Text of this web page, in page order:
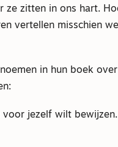
ze zitten in ons hart.
vertellen misschien
noemen in hun boek
jezelf wilt